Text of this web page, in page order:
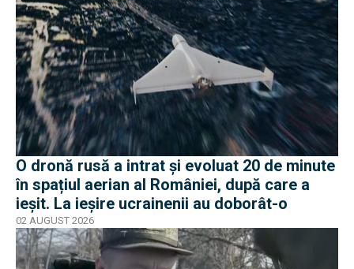
O dronă rusă a intrat și evoluat 20 de minute
în spațiul aerian al României, după care a
ieșit. La ieșire ucrainenii au doborât-o
02 AUGUST 2026